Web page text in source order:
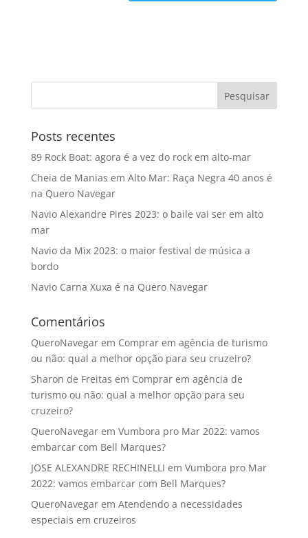
Posts recentes
89 Rock Boat: agora é a vez do rock em alto-mar
Cheia de Manias em Alto Mar: Raça Negra 40 anos é
na Quero Navegar
Navio Alexandre Pires 2023: o baile vai ser em alto
mar
Navio da Mix 2023: o maior festival de música a
bordo
Navio Carna Xuxa é na Quero Navegar
Comentários
QueroNavegarem Comprar em agência de turismo
ou não: qual a melhor opção para seu cruzeiro?
Sharon de Freitas em Comprar em agência de
turismo ou não: qual a melhor opção para seu
cruzeiro?
QueroNavegarem Vumbora pro Mar 2022: vamos
embarcar com Bell Marques?
JOSE ALEXANDRE RECHINELLI em Vumbora pro Mar
2022: vamos embarcar com Bell Marques?
QueroNavegarem Atendendo a necessidades
especiais em cruzeiros